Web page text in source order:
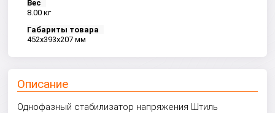
Вес
8.00 кг
Габариты товара
452x393x207 мм
Описание
Однофазный стабилизатор напряжения Штиль